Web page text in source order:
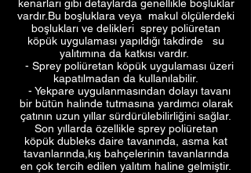
kenarları gibi detaylarda genellikle boşluklar
vardır.Bu boşluklara veya makul ölçülerdeki
boşlukları ve delikleri sprey poliüretan
köpük uygulaması yapıldığı takdirde su
yalıtımına da katkısı vardır.
- Sprey poliüretan köpük uygulaması üzeri
kapatılmadan da kullanılabilir.
- Yekpare uygulanmasından dolayı tavanı
bir bütün halinde tutmasına yardımcı olarak
çatının uzun yıllar sürdürülebilirliğini sağlar.
Son yıllarda özellikle sprey poliüretan
köpük dubleks daire tavanında, asma kat
tavanlarında,kış bahçelerinin tavanlarında
en çok tercih edilen yalıtım haline gelmiştir.